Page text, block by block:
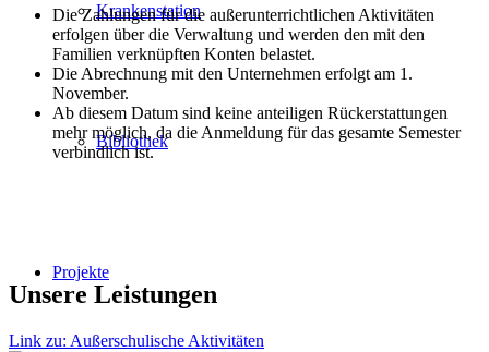
Krankenstation
Bibliothek
Projekte
Die Zahlungen für die außerunterrichtlichen Aktivitäten
erfolgen über die Verwaltung und werden den mit den
Familien verknüpften Konten belastet.
Die Abrechnung mit den Unternehmen erfolgt am 1.
November.
Ab diesem Datum sind keine anteiligen Rückerstattungen
mehr möglich, da die Anmeldung für das gesamte Semester
verbindlich ist.
Unsere Leistungen
Link zu: Außerschulische Aktivitäten